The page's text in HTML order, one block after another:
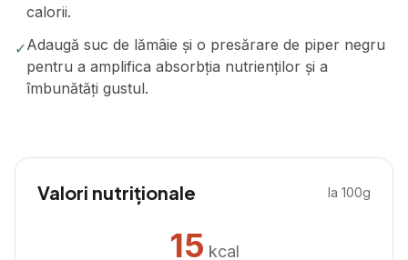
calorii.
✓Adaugă suc de lămâie și o presărare de piper negru
pentru a amplifica absorbția nutrienților și a
îmbunătăți gustul.
Valori nutriționale la 100g
15 kcal